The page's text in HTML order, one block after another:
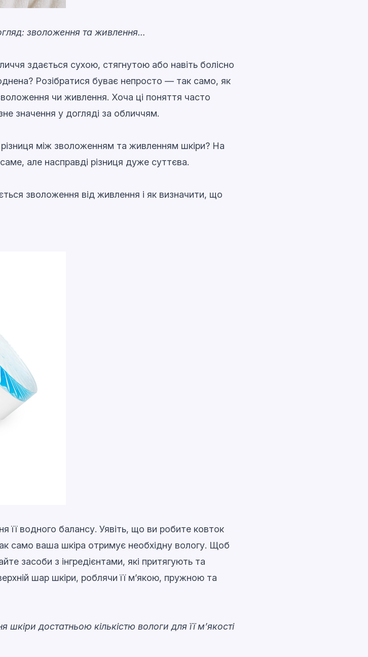
зволоження та живлення…
здається сухою, стягнутою або навіть болісно
Розібратися буває непросто — так само, як
чи живлення. Хоча ці поняття часто
значення у догляді за обличчям.
між зволоженням та живленням шкіри? На
але насправді різниця дуже суттєва.
зволоження від живлення і як визначити, що
її водного балансу. Уявіть, що ви робите ковток
само ваша шкіра отримує необхідну вологу. Щоб
засоби з інгредієнтами, які притягують та
шар шкіри, роблячи її м’якою, пружною та
достатньою кількістю вологи для її м’якості